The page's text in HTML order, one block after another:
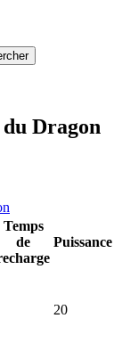
Dragon
Temps
de
Puissance
20